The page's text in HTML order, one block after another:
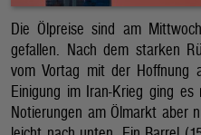
Die Ölpreise sind am
gefallen. Nach dem starken
vom Vortag mit der Hoffnung
Einigung im Iran-Krieg ging es
Notierungen am Ölmarkt aber